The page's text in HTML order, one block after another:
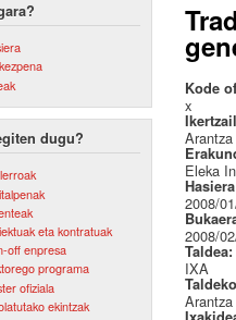
dugu?
eta kontratuak
off enpresa
programa
ofiziala
ekintzak
Kode
x
Eleka
2008/
2008/
Taldea:
IXA